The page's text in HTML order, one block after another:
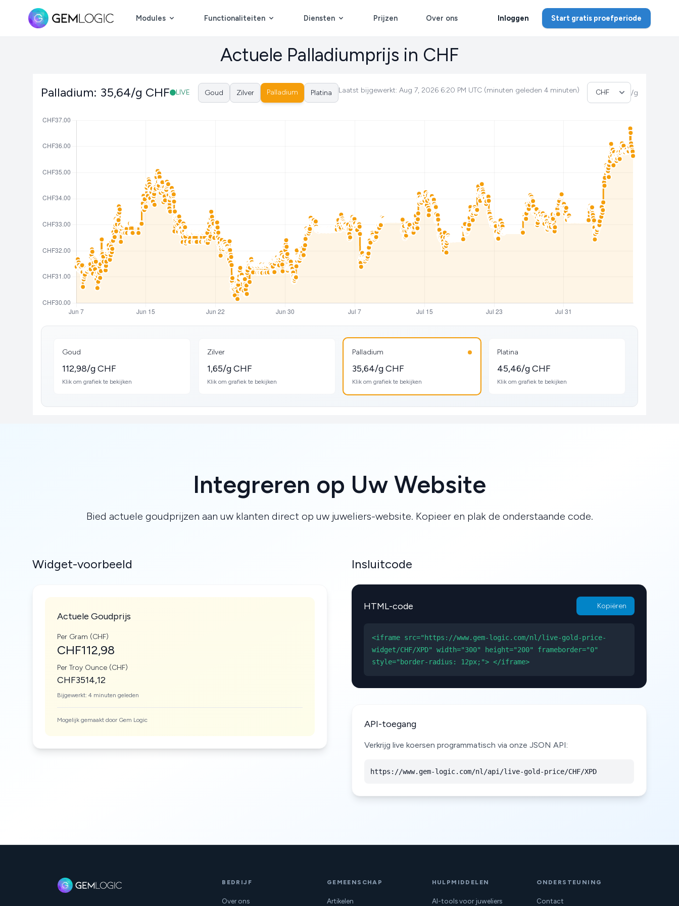
Modules Functionaliteiten Diensten Prijzen Over ons Inloggen Start gratis proefperiode
Actuele Palladiumprijs in CHF
Palladium: 35,64/g CHF LIVE Goud Zilver Palladium Platina Laatst bijgewerkt: Aug 7, 2026 6:20 PM UTC (minuten geleden 4 minuten) Selecteer valuta
/g
Goud
112,98/g CHF
Klik om grafiek te bekijken
Zilver
1,65/g CHF
Klik om grafiek te bekijken
Palladium
35,64/g CHF
Klik om grafiek te bekijken
Platina
45,46/g CHF
Klik om grafiek te bekijken
Integreren op Uw Website
Bied actuele goudprijzen aan uw klanten direct op uw juweliers-website. Kopieer en plak de onderstaande code.
Widget-voorbeeld
Actuele Goudprijs
Per Gram (CHF)
CHF112,98
Per Troy Ounce (CHF)
CHF3514,12
Bijgewerkt: 4 minuten geleden
Mogelijk gemaakt door Gem Logic
Insluitcode
HTML-code Kopiëren
<iframe src="https://www.gem-logic.com/nl/live-gold-price-
widget/CHF/XPD" width="300" height="200" frameborder="0"
style="border-radius: 12px;"> </iframe>
API-toegang
Verkrijg live koersen programmatisch via onze JSON API:
https://www.gem-logic.com/nl/api/live-gold-price/CHF/XPD
BEDRIJF
Over ons
GEMEENSCHAP
Artikelen
HULPMIDDELEN
AI-tools voor juweliers
ONDERSTEUNING
Contact